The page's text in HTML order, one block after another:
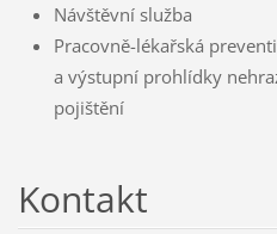
Návštěvní služba
Pracovně-lékařská
a výstupní prohlídky
pojištění
Kontakt